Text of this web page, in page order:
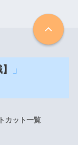
」
カット一覧